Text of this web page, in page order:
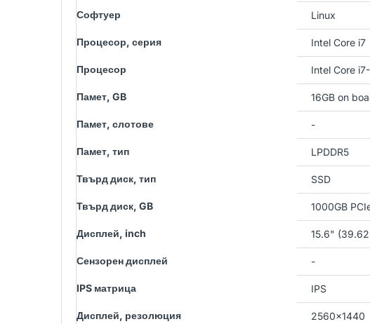
Софтуер Linux
Процесор, серия Intel Core i7
Процесор Intel Core
Памет, GB 16GB on
Памет, слотове -
Памет, тип LPDDR5
Твърд диск, тип SSD
Твърд диск, GB 1000GB
Дисплей, inch 15.6"
Сензорен дисплей -
IPS матрица IPS
Дисплей, резолюция 2560x1440